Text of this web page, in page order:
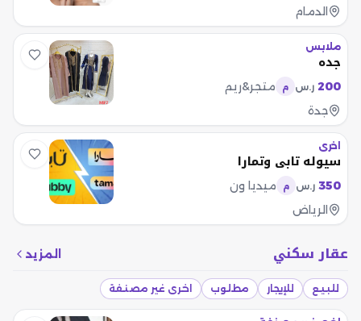
الدمام
ملابس
جده
200 ر.س م
متجر&ريم
جدة
اخرى
سيوله تابي وتمارا
350 ر.س م
ميديا ون
الرياض
عقار سكني المزيد
للبيع للإيجار مطلوب اخرى غير مصنفة